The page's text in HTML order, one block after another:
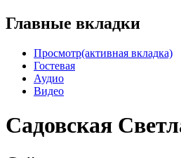
Главные вкладки
Просмотр(активная вкладка)
Гостевая
Аудио
Видео
Садовская